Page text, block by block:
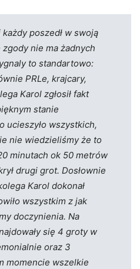
poszedł w swoją
nie ma żadnych
to standartowo:
PRLe, krajcary,
Karol zgłosił fakt
stanie
ucieszyło wszystkich,
nie wiedzieliśmy że to
minutach ok 50 metrów
drugi grot. Dosłownie
Karol dokonał
wszystkim z jak
doczynienia. Na
się 4 groty w
oraz 3
momencie wszelkie